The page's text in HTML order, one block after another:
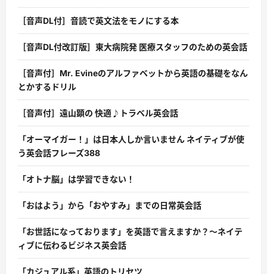
［音声DL付］音読で英文法をモノにする本
［音声DL付改訂版］東大病院発 医療スタッフのための英会話
［音声付］Mr. Evineのアルファベットから英語の基礎をなん
とかするドリル
［音声付］遠山顕の 快適♪トラベル英会話
「オーマイガー！」は日本人しか言いません ネイティブが使
う英会話フレーズ388
「オトナ脳」は学習できない！
「おはよう」から「おやすみ」までの日常英会話
「お世話になっております」を英語で言えますか？〜ネイテ
ィブに伝わるビジネス英会話
「カジュアル系」英語のトリセツ